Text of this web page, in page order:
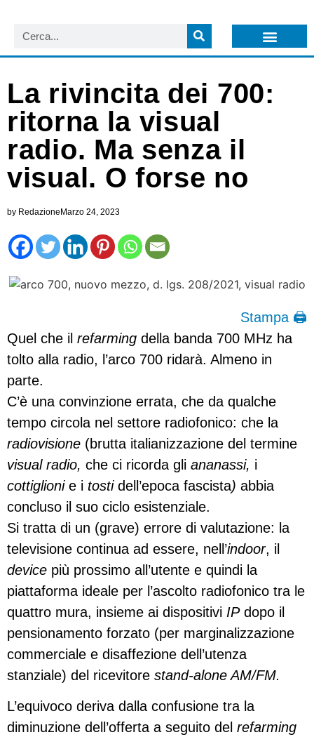
La rivincita dei 700:
ritorna la visual
radio. Ma senza il
visual. O forse no
by Redazione Marzo 24, 2023
Stampa 🖨
Quel che il refarming della banda 700 MHz ha
tolto alla radio, l’arco 700 ridarà. Almeno in
parte.
C’è una convinzione errata, che da qualche
tempo circola nel settore radiofonico: che la
radiovisione (brutta italianizzazione del termine
visual radio, che ci ricorda gli ananassi, i
cottiglioni e i tosti dell’epoca fascista) abbia
concluso il suo ciclo esistenziale.
Si tratta di un (grave) errore di valutazione: la
televisione continua ad essere, nell’indoor, il
device più prossimo all’utente e quindi la
piattaforma ideale per l’ascolto radiofonico tra le
quattro mura, insieme ai dispositivi IPdopo il
pensionamento forzato (per marginalizzazione
commerciale e disaffezione dell’utenza
stanziale) del ricevitore stand-alone AM/FM.
L’equivoco deriva dalla confusione tra la
diminuzione dell’offerta a seguito del refarming